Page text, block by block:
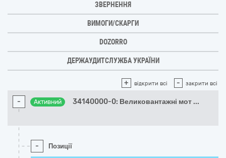
ЗВЕРНЕННЯ
ВИМОГИ/СКАРГИ
DOZORRO
ДЕРЖАУДИТСЛУЖБА УКРАЇНИ
+ відкрити всі - закрити всі
- Активний 34140000-0: Великовантажні мот ...
- Позиції